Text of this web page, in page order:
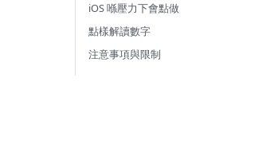
iOS 喺壓力下會點做
點樣解讀數字
注意事項與限制